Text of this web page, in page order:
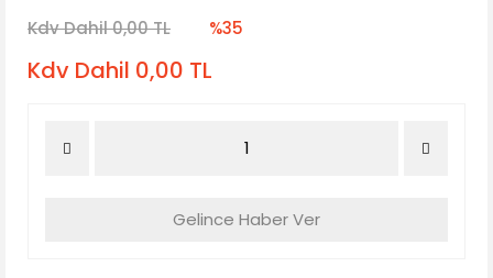
Kdv Dahil 0,00 TL %35
Kdv Dahil 0,00 TL
Gelince Haber Ver